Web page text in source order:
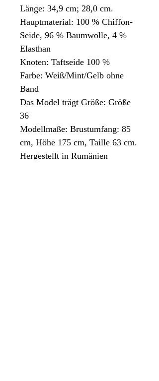
Länge: 34,9 cm; 28,0 cm.
Hauptmaterial: 100 % Chiffon-
Seide, 96 % Baumwolle, 4 %
Elasthan
Knoten: Taftseide 100 %
Farbe: Weiß/Mint/Gelb ohne
Band
Das Model trägt Größe: Größe
36
Modellmaße: Brustumfang: 85
cm, Höhe 175 cm, Taille 63 cm.
Hergestellt in Rumänien